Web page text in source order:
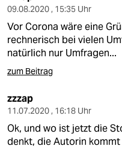
09.08.2020 , 15:35 Uhr
Vor Corona wäre eine
rechnerisch bei vielen
natürlich nur Umfragen...
zum Beitrag
zzzap
11.07.2020 , 16:18 Uhr
Ok, und wo ist jetzt die
denkt, die Autorin